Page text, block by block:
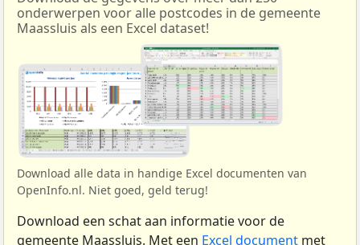
onderwerpen voor alle postcodes in de gemeente
Maassluis als een Excel dataset!
Download alle data in handige Excel documenten van
OpenInfo.nl. Niet goed, geld terug!
Download een schat aan informatie voor de
gemeente Maassluis. Met een Excel document met